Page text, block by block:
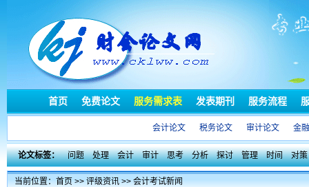
首页 免费论文 服务需求表 发表期刊 服务流程
会计论文 税务论文 审计论文 金
论文标签： 问题 处理 会计 审计 思考 分析 探讨 管理 时间 对策
当前位置：首页>>评级资讯>>会计考试新闻